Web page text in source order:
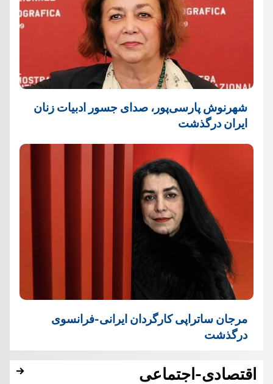
شهرنوش پارسی‌پور، صدای جسور ادبیات زنان
ایران درگذشت
مرجان ساتراپی کارگردان ایرانی-فرانسوی
درگذشت
اقتصادی-اجتماعی